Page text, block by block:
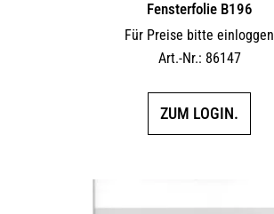
Fensterfolie B196
Für Preise bitte einloggen
Art.-Nr.: 86147
ZUM LOGIN.